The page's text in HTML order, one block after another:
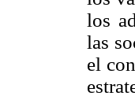
los
las
el